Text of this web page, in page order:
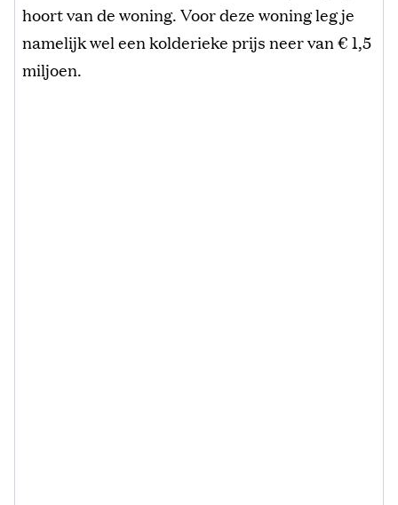
hoort van de woning. Voor deze woning leg je
namelijk wel een kolderieke prijs neer van € 1,5
miljoen.